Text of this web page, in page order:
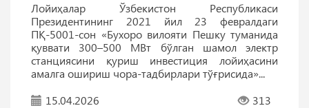
Лойиҳалар Ўзбекистон Республикаси
Президентининг 2021 йил 23 февралдаги
ПҚ-5001-сон «Бухоро вилояти Пешку туманида
қуввати 300–500 МВт бўлган шамол электр
станциясини қуриш инвестиция лойиҳасини
амалга ошириш чора-тадбирлари тўғрисида»...
15.04.2026
313